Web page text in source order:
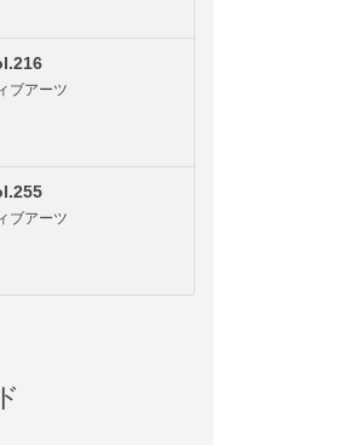
ブアーツ
ブアーツ